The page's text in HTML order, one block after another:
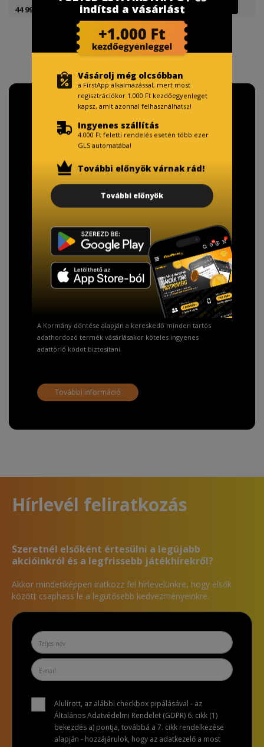
44 999 Ft 44 999 Ft
TISZTELT VÁSÁRLÓNK!
Fizetésnél kérje az ingyenes adattörlő kódot
adatainak biztonsága érdekében!
A Kormány döntése alapján a kereskedő minden tartós
adathordozó termék vásárlásakor köteles ingyenes
adattörlő kódot biztosítani.
További információ
Hírlevél feliratkozás
Szeretnél elsőként értesülni a legújabb
akcióinkról és a legfrissebb játékhírekről?
Akkor mindenképpen iratkozz fel hírlevelünkre, hogy elsők
között csaphass le a legütősebb kedvezményeinkre.
Alulírott, az alábbi checkbox pipálásával - az
Általános Adatvédelmi Rendelet (GDPR) 6. cikk (1)
bekezdés a) pontja, továbbá a 7. cikk rendelkezése
alapján - hozzájárulok, hogy az adatkezelő a most
indítsd a vásárlást
Vásárolj még olcsóbban
a FirstApp alkalmazással, mert most
regisztrációkor 1.000 Ft kezdőegyenleget
kapsz, amit azonnal felhasználhatsz!
Ingyenes szállítás
4.000 Ft feletti rendelés esetén több ezer
GLS automatába!
További előnyök várnak rád!
További előnyök